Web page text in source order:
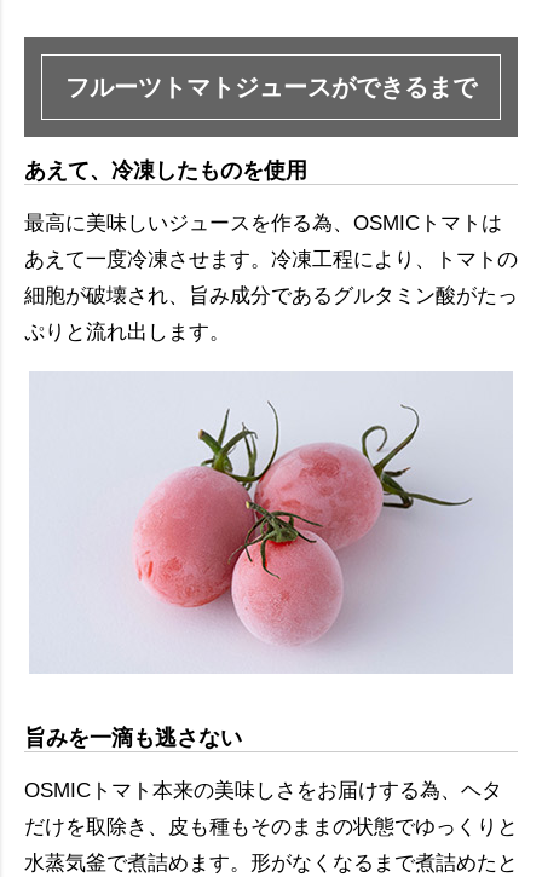
フルーツトマトジュースができるまで
あえて、冷凍したものを使用
最高に美味しいジュースを作る為、OSMICトマトは
あえて一度冷凍させます。冷凍工程により、トマトの
細胞が破壊され、旨み成分であるグルタミン酸がたっ
ぷりと流れ出します。
旨みを一滴も逃さない
OSMICトマト本来の美味しさをお届けする為、ヘタ
だけを取除き、皮も種もそのままの状態でゆっくりと
水蒸気釜で煮詰めます。形がなくなるまで煮詰めたと